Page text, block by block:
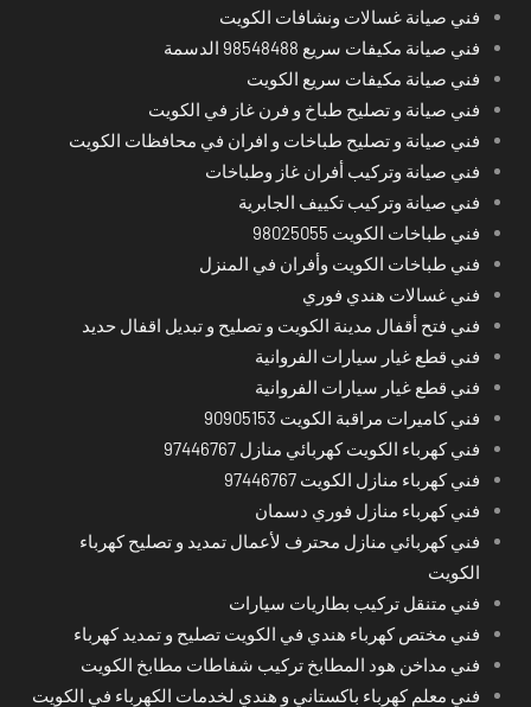
فني صيانة غسالات ونشافات الكويت
فني صيانة مكيفات سريع 98548488 الدسمة
فني صيانة مكيفات سريع الكويت
فني صيانة و تصليح طباخ و فرن غاز في الكويت
فني صيانة و تصليح طباخات و افران في محافظات الكويت
فني صيانة وتركيب أفران غاز وطباخات
فني صيانة وتركيب تكييف الجابرية
فني طباخات الكويت 98025055
فني طباخات الكويت وأفران في المنزل
فني غسالات هندي فوري
فني فتح أقفال مدينة الكويت و تصليح و تبديل اقفال حديد
فني قطع غيار سيارات الفروانية
فني قطع غيار سيارات الفروانية
فني كاميرات مراقبة الكويت 90905153
فني كهرباء الكويت كهربائي منازل 97446767
فني كهرباء منازل الكويت 97446767
فني كهرباء منازل فوري دسمان
فني كهربائي منازل محترف لأعمال تمديد و تصليح كهرباء
الكويت
فني متنقل تركيب بطاريات سيارات
فني مختص كهرباء هندي في الكويت تصليح و تمديد كهرباء
فني مداخن هود المطابخ تركيب شفاطات مطابخ الكويت
فني معلم كهرباء باكستاني و هندي لخدمات الكهرباء في الكويت